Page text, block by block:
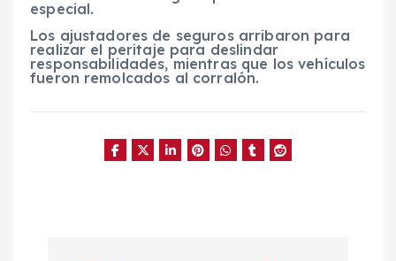
especial.
Los ajustadores de seguros arribaron para
realizar el peritaje para deslindar
responsabilidades, mientras que los vehículos
fueron remolcados al corralón.